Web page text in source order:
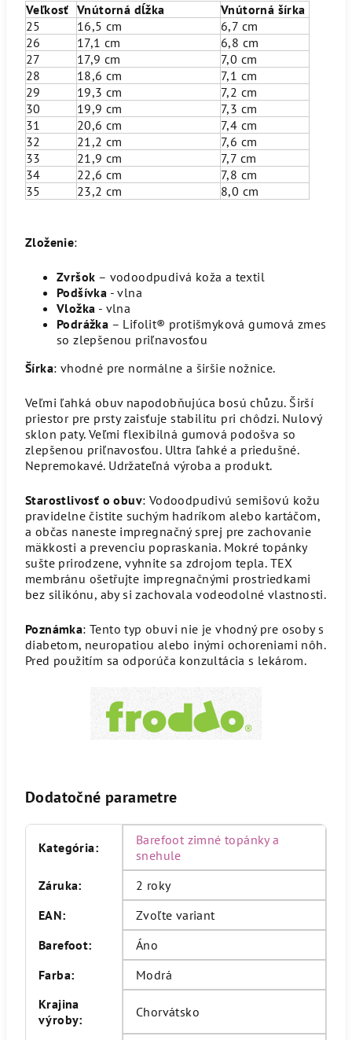
Veľkosť Vnútorná dĺžka
Vnútorná šírka
25
16,5 cm
6,7 cm
26
17,1 cm
6,8 cm
27
17,9 cm
7,0 cm
28
18,6 cm
7,1 cm
29
19,3 cm
7,2 cm
30
19,9 cm
7,3 cm
31
20,6 cm
7,4 cm
32
21,2 cm
7,6 cm
33
21,9 cm
7,7 cm
34
22,6 cm
7,8 cm
35
23,2 cm 8,0 cm
Zloženie:
Zvršok – vodoodpudivá koža a textil
Podšívka - vlna
Vložka - vlna
Podrážka – Lifolit® protišmyková gumová zmes
so zlepšenou priľnavosťou
Šírka: vhodné pre normálne a širšie nožnice.
Veľmi ľahká obuv napodobňujúca bosú chůzu. Širší
priestor pre prsty zaisťuje stabilitu pri chôdzi. Nulový
sklon paty. Veľmi flexibilná gumová podošva so
zlepšenou priľnavosťou. Ultra ľahké a priedušné.
Nepremokavé. Udržateľná výroba a produkt.
Starostlivosť o obuv: Vodoodpudivú semišovú kožu
pravidelne čistite suchým hadríkom alebo kartáčom,
a občas naneste impregnačný sprej pre zachovanie
mäkkosti a prevenciu popraskania. Mokré topánky
sušte prirodzene, vyhnite sa zdrojom tepla. TEX
membránu ošetřujte impregnačnými prostriedkami
bez silikónu, aby si zachovala vodeodolné vlastnosti.
Poznámka: Tento typ obuvi nie je vhodný pre osoby s
diabetom, neuropatiou alebo inými ochoreniami nôh.
Pred použitím sa odporúča konzultácia s lekárom.
Dodatočné parametre
Kategória:
Barefoot zimné topánky a
snehule
Záruka:
2 roky
EAN:
Zvoľte variant
Barefoot:
Áno
Farba:
Modrá
Krajina
výroby: Chorvátsko